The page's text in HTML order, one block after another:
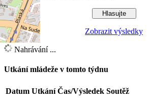
Zobrazit výsledky
Nahrávání ...
Utkání mládeže v tomto týdnu
Datum Utkání Čas/Výsledek Soutěž